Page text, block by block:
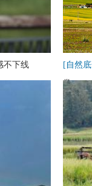
不下线
[自然
卷